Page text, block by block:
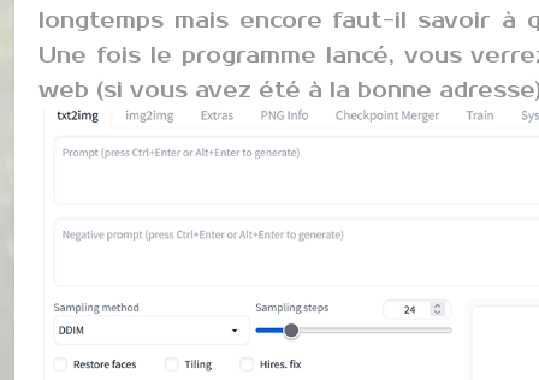
longtemps mais encore faut-il savoir à
Une fois le programme lancé, vous
web (si vous avez été à la bonne